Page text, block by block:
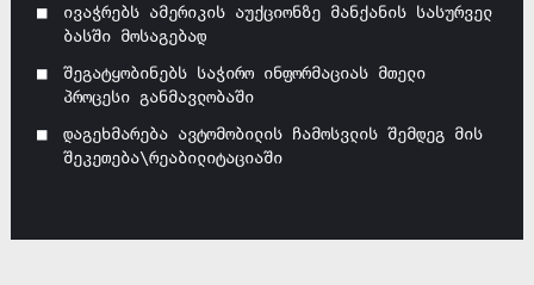
ივაჭრებს ამერიკის აუქციონზე მანქანის სასურველ
ბასში მოსაგებად
შეგატყობინებს საჭირო ინფორმაციას მთელი
პროცესი განმავლობაში
დაგეხმარება ავტომობილის ჩამოსვლის შემდეგ მის
შეკეთება\რეაბილიტაციაში